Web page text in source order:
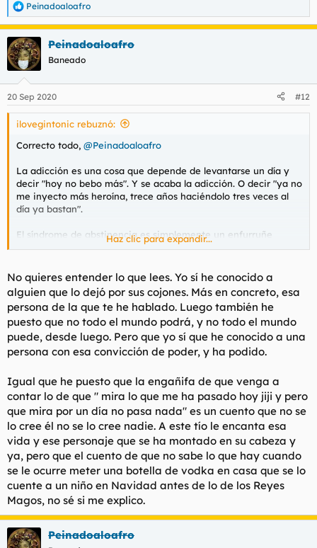
R
e
a
c
c
i
e
s
Peinadoaloafro
Peinadoaloafro
Baneado
20 Sep 2020 #12
ilovegintonic rebuznó:
Correcto todo, @Peinadoaloafro
La adicción es una cosa que depende de levantarse un día y
decir "hoy no bebo más". Y se acaba la adicción. O decir "ya no
me inyecto más heroína, trece años haciéndolo tres veces al
día ya bastan".
El síndrome de abstinencia es simplemente un enfurruñe
grande contra uno mismo.
@James Moriarty
, tú que eres médico, dile algo a este tío, que
se cree que un alcohólico lo es porque QUIERE, que es una
cuestión de que dice "No, quiero dejar de beber, quiero dejarlo"
pero en realidad está pensando "jijiji se lo están tragando, jiji".
Haz clic para expandir...
No quieres entender lo que lees. Yo sí he conocido a
alguien que lo dejó por sus cojones. Más en concreto, esa
persona de la que te he hablado. Luego también he
puesto que no todo el mundo podrá, y no todo el mundo
puede, desde luego. Pero que yo sí que he conocido a una
persona con esa convicción de poder, y ha podido.
Igual que he puesto que la engañifa de que venga a
contar lo de que " mira lo que me ha pasado hoy jiji y pero
que mira por un día no pasa nada" es un cuento que no se
lo cree él no se lo cree nadie. A este tío le encanta esa
vida y ese personaje que se ha montado en su cabeza y
ya, pero que el cuento de que no sabe lo que hay cuando
se le ocurre meter una botella de vodka en casa que se lo
cuente a un niño en Navidad antes de lo de los Reyes
Magos, no sé si me explico.
Peinadoaloafro